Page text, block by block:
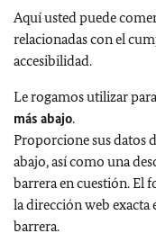
Aquí usted puede
relacionadas con el
accesibilidad.
Le rogamos utilizar
más abajo.
Proporcione sus datos
abajo, así como una
barrera en cuestión. El
la dirección web exacta
barrera.